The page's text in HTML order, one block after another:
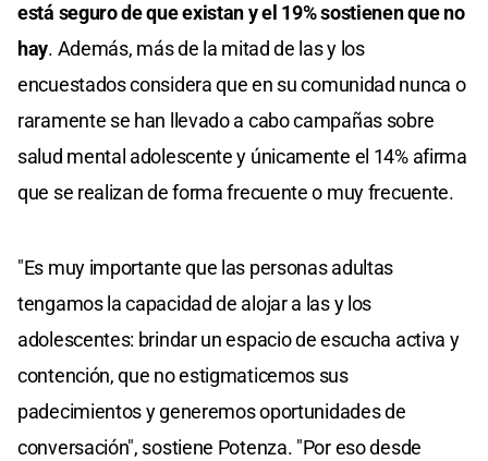
está seguro de que existan y el 19% sostienen que no
hay. Además, más de la mitad de las y los
encuestados considera que en su comunidad nunca o
raramente se han llevado a cabo campañas sobre
salud mental adolescente y únicamente el 14% afirma
que se realizan de forma frecuente o muy frecuente.
"Es muy importante que las personas adultas
tengamos la capacidad de alojar a las y los
adolescentes: brindar un espacio de escucha activa y
contención, que no estigmaticemos sus
padecimientos y generemos oportunidades de
conversación", sostiene Potenza. "Por eso desde